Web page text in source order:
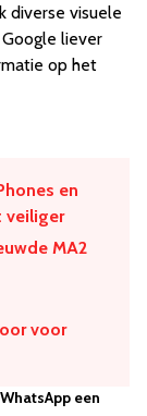
diverse visuele
liever
op het
en
veiliger
MA2
voor
een